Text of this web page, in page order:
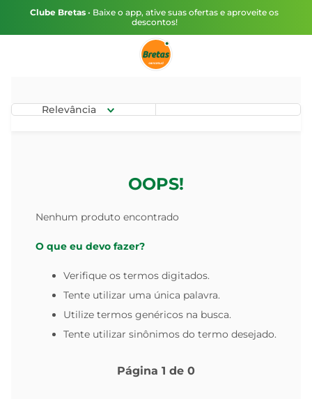
Clube Bretas • Baixe o app, ative suas ofertas e aproveite os
descontos!
Relevância
OOPS!
Nenhum produto encontrado
O que eu devo fazer?
Verifique os termos digitados.
Tente utilizar uma única palavra.
Utilize termos genéricos na busca.
Tente utilizar sinônimos do termo desejado.
Página 1 de 0